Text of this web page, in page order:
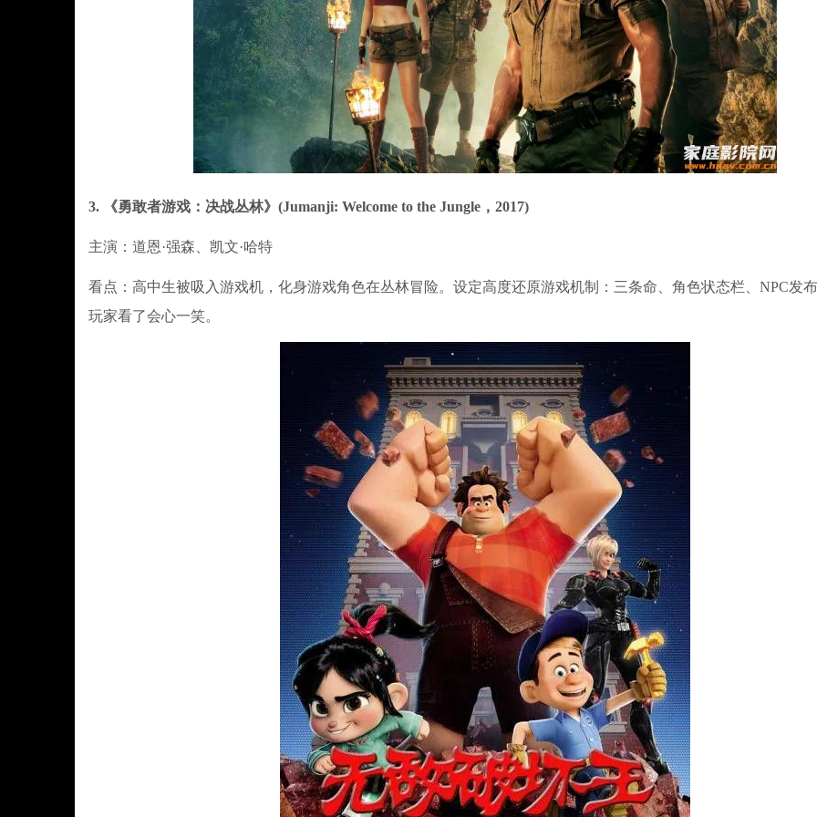
3. 《勇敢者游戏：决战丛林》(Jumanji: Welcome to the Jungle，2017)
主演：道恩·强森、凯文·哈特
看点：高中生被吸入游戏机，化身游戏角色在丛林冒险。设定高度还原游戏机制：三条命、角色状态栏、NPC
玩家看了会心一笑。